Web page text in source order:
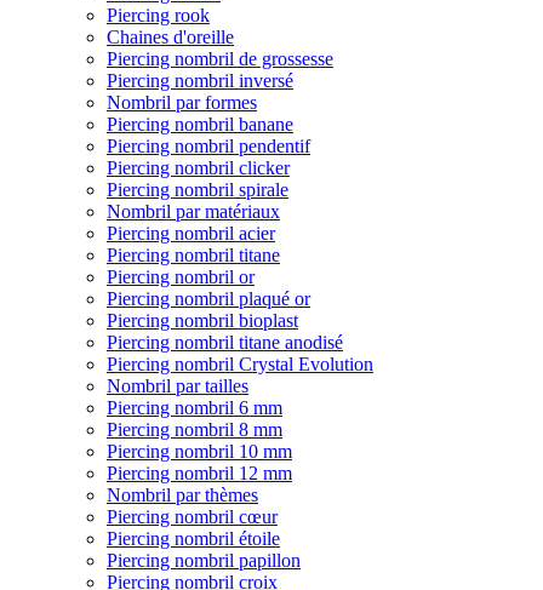
Piercing rook
Chaines d'oreille
Piercing nombril de grossesse
Piercing nombril inversé
Nombril par formes
Piercing nombril banane
Piercing nombril pendentif
Piercing nombril clicker
Piercing nombril spirale
Nombril par matériaux
Piercing nombril acier
Piercing nombril titane
Piercing nombril or
Piercing nombril plaqué or
Piercing nombril bioplast
Piercing nombril titane anodisé
Piercing nombril Crystal Evolution
Nombril par tailles
Piercing nombril 6 mm
Piercing nombril 8 mm
Piercing nombril 10 mm
Piercing nombril 12 mm
Nombril par thèmes
Piercing nombril cœur
Piercing nombril étoile
Piercing nombril papillon
Piercing nombril croix